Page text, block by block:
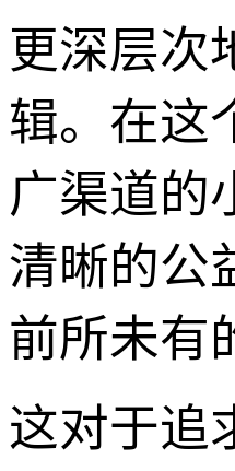
更深层次
辑。在这
广渠道的
清晰的公
前所未有
这对于追